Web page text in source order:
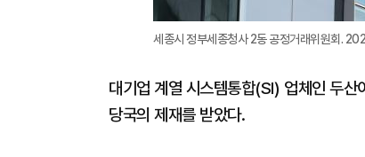
세종시 정부세종청사 2동 공정거래위원회.
대기업 계열 시스템통합(SI) 업체인 두
당국의 제재를 받았다.